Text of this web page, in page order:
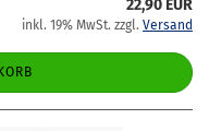
22,90 EUR
inkl. 19% MwSt. zzgl. Versand